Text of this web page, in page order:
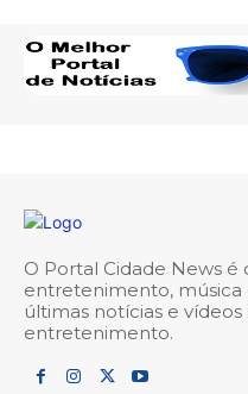
O Portal Cidade News é
entretenimento, música
últimas notícias e
entretenimento.